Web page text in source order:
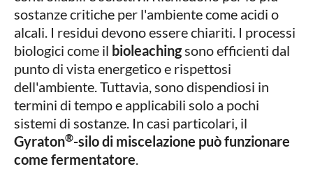
sostanze critiche per l'ambiente come acidi o
alcali. I residui devono essere chiariti. I processi
biologici come il bioleachingsono efficienti dal
punto di vista energetico e rispettosi
dell'ambiente. Tuttavia, sono dispendiosi in
termini di tempo e applicabili solo a pochi
sistemi di sostanze. In casi particolari, il
Gyraton®-silo di miscelazione può funzionare
come fermentatore.